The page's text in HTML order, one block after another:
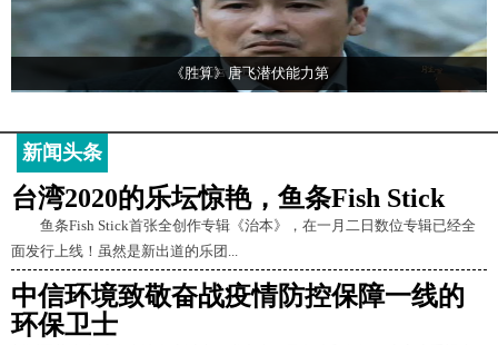
《胜算》唐飞潜伏能力第
新闻头条
台湾2020的乐坛惊艳，鱼条Fish Stick
鱼条Fish Stick首张全创作专辑《治本》，在一月二日数位专辑已经全
面发行上线！虽然是新出道的乐团...
中信环境致敬奋战疫情防控保障一线的
环保卫士